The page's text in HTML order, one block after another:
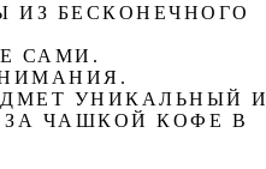
ИЗ БЕСКОНЕЧНОГО
САМИ.
УНИКАЛЬНЫЙ И
ЗА ЧАШКОЙ КОФЕ В